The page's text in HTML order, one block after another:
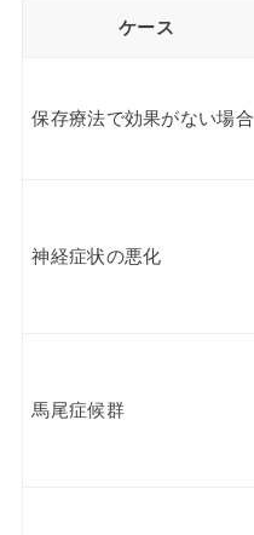
ケース
保存療法で効果がない場合
神経症状の悪化
馬尾症候群